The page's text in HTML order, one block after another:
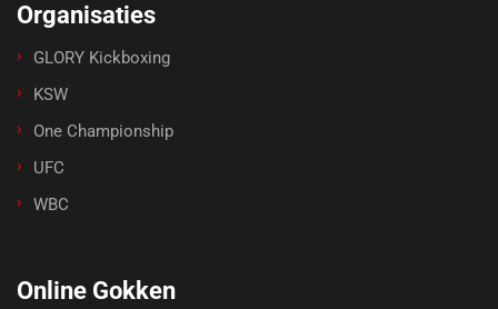
Organisaties
GLORY Kickboxing
KSW
One Championship
UFC
WBC
Online Gokken